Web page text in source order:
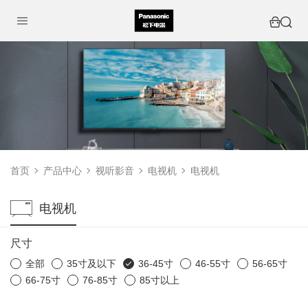
首页 产品中心 视听影音 电视机 电视机
电视机
尺寸
全部 35寸及以下 36-45寸 46-55寸
56-65寸
66-75寸
76-85寸 85寸以上